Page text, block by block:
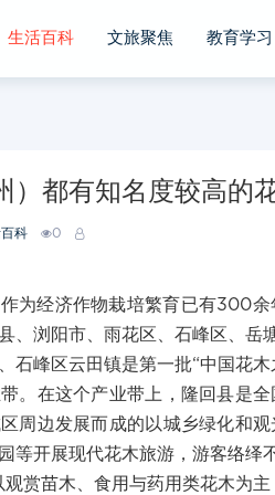
生活百科 文旅聚焦 教育学习
）都有知名度较高的
科 0
为经济作物栽培繁育已有300
、浏阳市、雨花区、石峰区、岳
石峰区云田镇是第一批“中国花
。在这个产业带上，隆回县是
周边发展而成的以城乡绿化和
等开展现代花木旅游，游客络绎
观赏苗木、食用与药用类花木为